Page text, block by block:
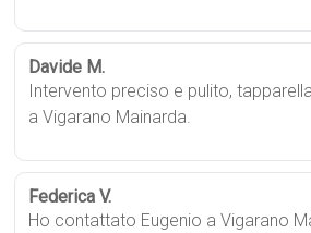
Davide M.
Intervento preciso e pulito,
a Vigarano Mainarda.
Federica V.
Ho contattato Eugenio a Vigarano